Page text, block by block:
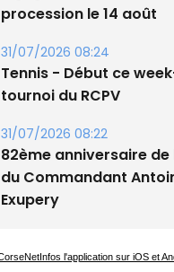
05/08/2026 09:53
procession le 14 août
31/07/2026 08:24
tournoi du RCPV
31/07/2026 08:22
82ème anniversaire de